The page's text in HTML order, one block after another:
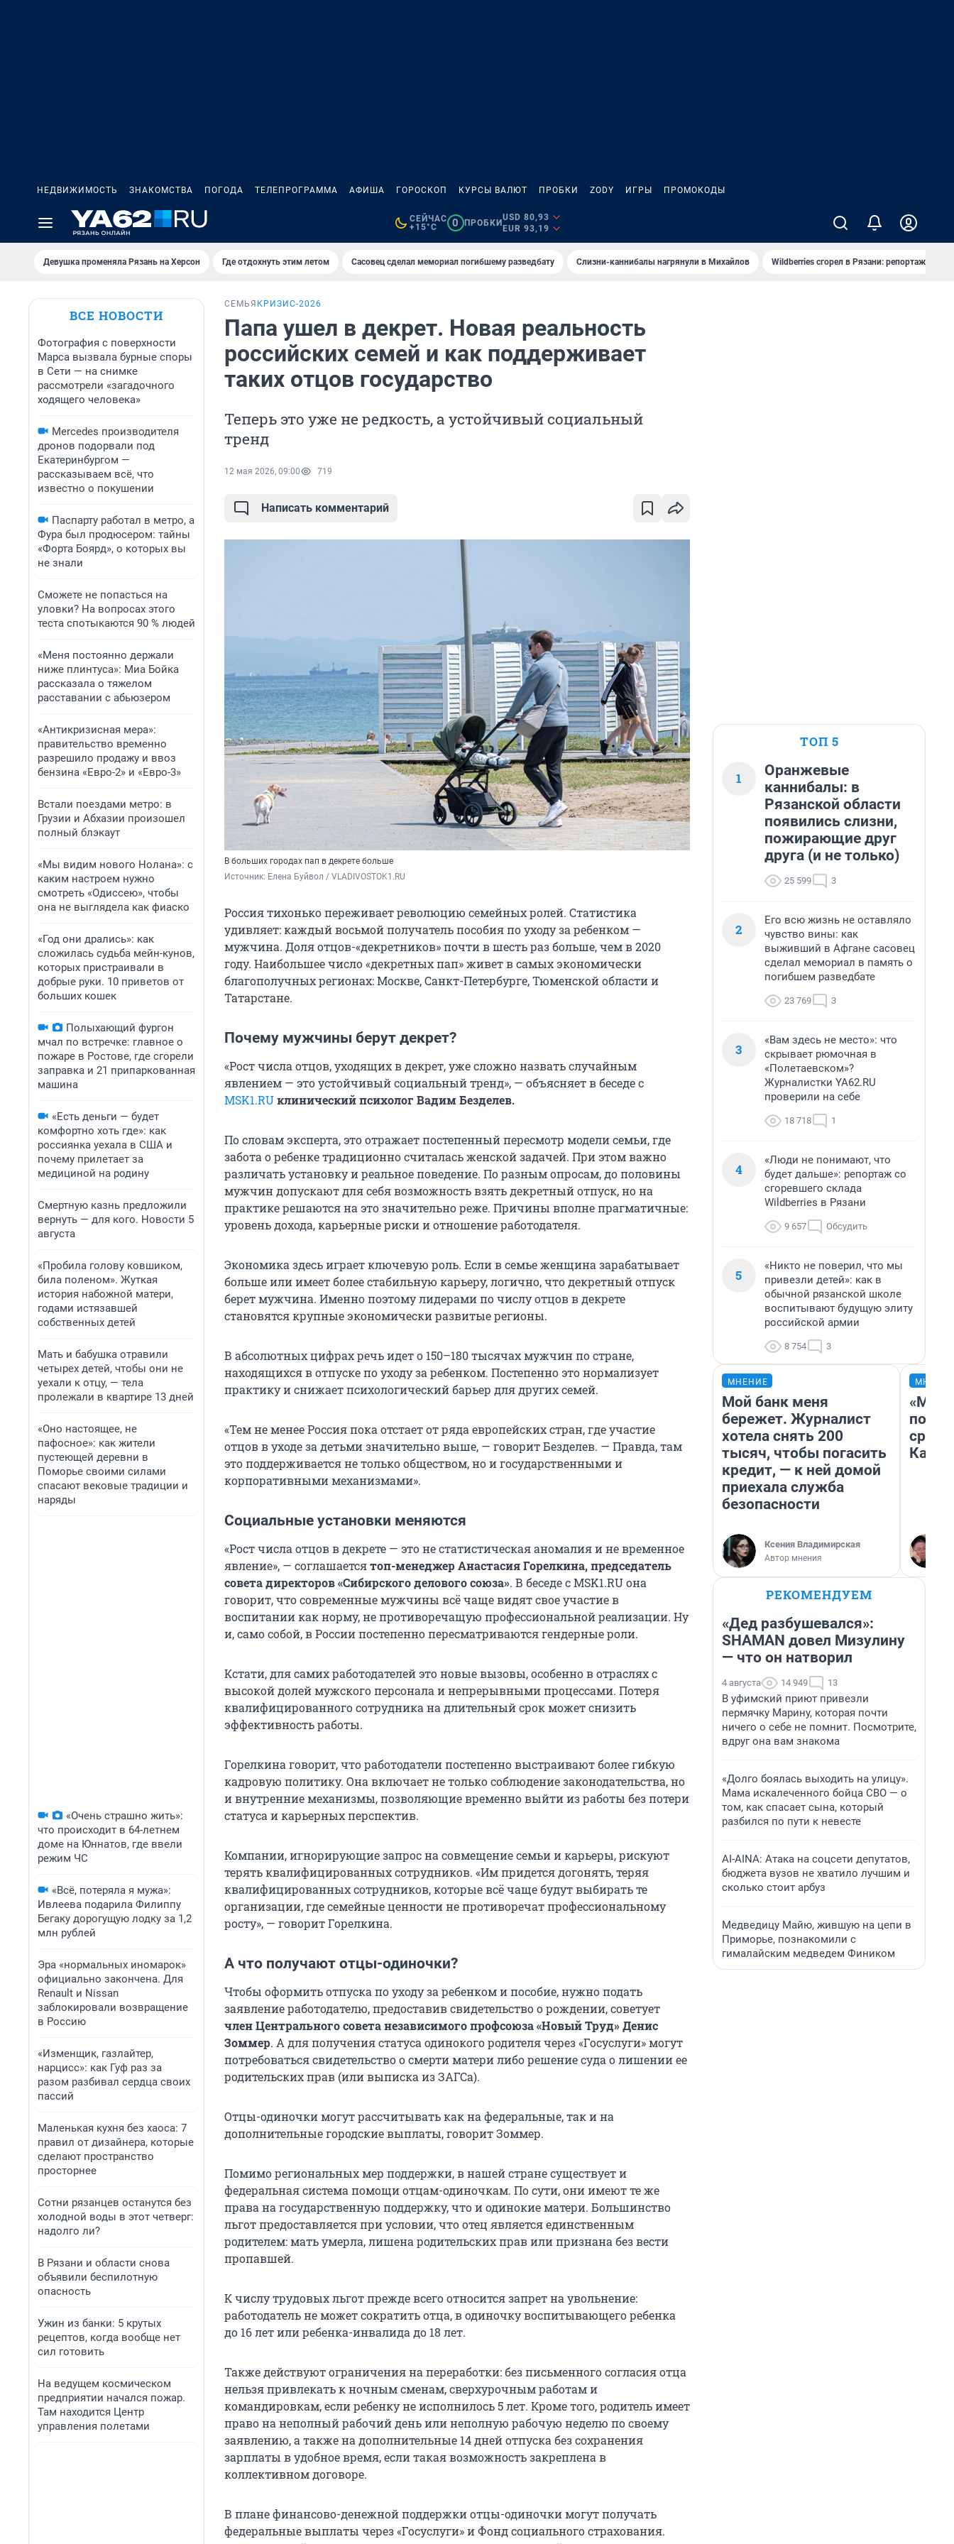
НЕДВИЖИМОСТЬ ЗНАКОМСТВА ПОГОДА ТЕЛЕПРОГРАММА АФИША ГОРОСКОП КУРСЫ ВАЛЮТ ПРОБКИ ZODY ИГРЫ ПРОМОКОДЫ
СЕЙЧАС
+15°C
0 ПРОБКИ
USD 80,93
EUR 93,19
Девушка променяла Рязань на Херсон Где отдохнуть этим летом Сасовец сделал мемориал погибшему разведбату Слизни-каннибалы нагрянули в Михайлов Wildberries сгорел в Рязани: репортаж
ВСЕ НОВОСТИ
Фотография с поверхности
Марса вызвала бурные споры
в Сети — на снимке
рассмотрели «загадочного
ходящего человека»
Mercedes производителя
дронов подорвали под
Екатеринбургом —
рассказываем всё, что
известно о покушении
Паспарту работал в метро, а
Фура был продюсером: тайны
«Форта Боярд», о которых вы
не знали
Сможете не попасться на
уловки? На вопросах этого
теста спотыкаются 90 % людей
«Меня постоянно держали
ниже плинтуса»: Миа Бойка
рассказала о тяжелом
расставании с абьюзером
«Антикризисная мера»:
правительство временно
разрешило продажу и ввоз
бензина «Евро-2» и «Евро-3»
Встали поездами метро: в
Грузии и Абхазии произошел
полный блэкаут
«Мы видим нового Нолана»: с
каким настроем нужно
смотреть «Одиссею», чтобы
она не выглядела как фиаско
«Год они дрались»: как
сложилась судьба мейн-кунов,
которых пристраивали в
добрые руки. 10 приветов от
больших кошек
Полыхающий фургон
мчал по встречке: главное о
пожаре в Ростове, где сгорели
заправка и 21 припаркованная
машина
«Есть деньги — будет
комфортно хоть где»: как
россиянка уехала в США и
почему прилетает за
медициной на родину
Смертную казнь предложили
вернуть — для кого. Новости 5
августа
«Пробила голову ковшиком,
била поленом». Жуткая
история набожной матери,
годами истязавшей
собственных детей
Мать и бабушка отравили
четырех детей, чтобы они не
уехали к отцу, — тела
пролежали в квартире 13 дней
«Оно настоящее, не
пафосное»: как жители
пустеющей деревни в
Поморье своими силами
спасают вековые традиции и
наряды
«Очень страшно жить»:
что происходит в 64-летнем
доме на Юннатов, где ввели
режим ЧС
«Всё, потеряла я мужа»:
Ивлеева подарила Филиппу
Бегаку дорогущую лодку за 1,2
млн рублей
Эра «нормальных иномарок»
официально закончена. Для
Renault и Nissan
заблокировали возвращение
в Россию
«Изменщик, газлайтер,
нарцисс»: как Гуф раз за
разом разбивал сердца своих
пассий
Маленькая кухня без хаоса: 7
правил от дизайнера, которые
сделают пространство
просторнее
Сотни рязанцев останутся без
холодной воды в этот четверг:
надолго ли?
В Рязани и области снова
объявили беспилотную
опасность
Ужин из банки: 5 крутых
рецептов, когда вообще нет
сил готовить
На ведущем космическом
предприятии начался пожар.
Там находится Центр
управления полетами
СЕМЬЯ КРИЗИС-2026
Папа ушел в декрет. Новая реальность
российских семей и как поддерживает
таких отцов государство
Теперь это уже не редкость, а устойчивый социальный
тренд
12 мая 2026, 09:00 719
Написать комментарий
В больших городах пап в декрете больше
Источник: Елена Буйвол / VLADIVOSTOK1.RU
Россия тихонько переживает революцию семейных ролей. Статистика
удивляет: каждый восьмой получатель пособия по уходу за ребенком —
мужчина. Доля отцов-«декретников» почти в шесть раз больше, чем в 2020
году. Наибольшее число «декретных пап» живет в самых экономически
благополучных регионах: Москве, Санкт-Петербурге, Тюменской области и
Татарстане.
Почему мужчины берут декрет?
«Рост числа отцов, уходящих в декрет, уже сложно назвать случайным
явлением — это устойчивый социальный тренд», — объясняет в беседе с
MSK1.RUклинический психолог Вадим Безделев.
По словам эксперта, это отражает постепенный пересмотр модели семьи, где
забота о ребенке традиционно считалась женской задачей. При этом важно
различать установку и реальное поведение. По разным опросам, до половины
мужчин допускают для себя возможность взять декретный отпуск, но на
практике решаются на это значительно реже. Причины вполне прагматичные:
уровень дохода, карьерные риски и отношение работодателя.
Экономика здесь играет ключевую роль. Если в семье женщина зарабатывает
больше или имеет более стабильную карьеру, логично, что декретный отпуск
берет мужчина. Именно поэтому лидерами по числу отцов в декрете
становятся крупные экономически развитые регионы.
В абсолютных цифрах речь идет о 150–180 тысячах мужчин по стране,
находящихся в отпуске по уходу за ребенком. Постепенно это нормализует
практику и снижает психологический барьер для других семей.
«Тем не менее Россия пока отстает от ряда европейских стран, где участие
отцов в уходе за детьми значительно выше, — говорит Безделев. — Правда, там
это поддерживается не только обществом, но и государственными и
корпоративными механизмами».
Социальные установки меняются
«Рост числа отцов в декрете — это не статистическая аномалия и не временное
явление», — соглашаетсятоп-менеджер Анастасия Горелкина, председатель
совета директоров «Сибирского делового союза». В беседе с MSK1.RU она
говорит, что современные мужчины всё чаще видят свое участие в
воспитании как норму, не противоречащую профессиональной реализации. Ну
и, само собой, в России постепенно пересматриваются гендерные роли.
Кстати, для самих работодателей это новые вызовы, особенно в отраслях с
высокой долей мужского персонала и непрерывными процессами. Потеря
квалифицированного сотрудника на длительный срок может снизить
эффективность работы.
Горелкина говорит, что работодатели постепенно выстраивают более гибкую
кадровую политику. Она включает не только соблюдение законодательства, но
и внутренние механизмы, позволяющие временно выйти из работы без потери
статуса и карьерных перспектив.
Компании, игнорирующие запрос на совмещение семьи и карьеры, рискуют
терять квалифицированных сотрудников. «Им придется догонять, теряя
квалифицированных сотрудников, которые всё чаще будут выбирать те
организации, где семейные ценности не противоречат профессиональному
росту», — говорит Горелкина.
А что получают отцы-одиночки?
Чтобы оформить отпуска по уходу за ребенком и пособие, нужно подать
заявление работодателю, предоставив свидетельство о рождении, советует
член Центрального совета независимого профсоюза «Новый Труд» Денис
Зоммер. А для получения статуса одинокого родителя через «Госуслуги» могут
потребоваться свидетельство о смерти матери либо решение суда о лишении ее
родительских прав (или выписка из ЗАГСа).
Отцы-одиночки могут рассчитывать как на федеральные, так и на
дополнительные городские выплаты, говорит Зоммер.
Помимо региональных мер поддержки, в нашей стране существует и
федеральная система помощи отцам-одиночкам. По сути, они имеют те же
права на государственную поддержку, что и одинокие матери. Большинство
льгот предоставляется при условии, что отец является единственным
родителем: мать умерла, лишена родительских прав или признана без вести
пропавшей.
К числу трудовых льгот прежде всего относится запрет на увольнение:
работодатель не может сократить отца, в одиночку воспитывающего ребенка
до 16 лет или ребенка-инвалида до 18 лет.
Также действуют ограничения на переработки: без письменного согласия отца
нельзя привлекать к ночным сменам, сверхурочным работам и
командировкам, если ребенку не исполнилось 5 лет. Кроме того, родитель имеет
право на неполный рабочий день или неполную рабочую неделю по своему
заявлению, а также на дополнительные 14 дней отпуска без сохранения
зарплаты в удобное время, если такая возможность закреплена в
коллективном договоре.
В плане финансово-денежной поддержки отцы-одиночки могут получать
федеральные выплаты через «Госуслуги» и Фонд социального страхования.
ТОП 5
1
Оранжевые
каннибалы: в
Рязанской области
появились слизни,
пожирающие друг
друга (и не только)
25 599 3
2
Его всю жизнь не оставляло
чувство вины: как
выживший в Афгане сасовец
сделал мемориал в память о
погибшем разведбате
23 769 3
3
«Вам здесь не место»: что
скрывает рюмочная в
«Полетаевском»?
Журналистки YA62.RU
проверили на себе
18 718 1
4
«Люди не понимают, что
будет дальше»: репортаж со
сгоревшего склада
Wildberries в Рязани
9 657 Обсудить
5
«Никто не поверил, что мы
привезли детей»: как в
обычной рязанской школе
воспитывают будущую элиту
российской армии
8 754 3
МНЕНИЕ
Мой банк меня
бережет. Журналист
хотела снять 200
тысяч, чтобы погасить
кредит, — к ней домой
приехала служба
безопасности
Ксения Владимирская
Автор мнения
РЕКОМЕНДУЕМ
«Дед разбушевался»:
SHAMAN довел Мизулину
— что он натворил
4 августа 14 949 13
В уфимский приют привезли
пермячку Марину, которая почти
ничего о себе не помнит. Посмотрите,
вдруг она вам знакома
«Долго боялась выходить на улицу».
Мама искалеченного бойца СВО — о
том, как спасает сына, который
разбился по пути к невесте
AI-AINA: Атака на соцсети депутатов,
бюджета вузов не хватило лучшим и
сколько стоит арбуз
Медведицу Майю, жившую на цепи в
Приморье, познакомили с
гималайским медведем Фиником